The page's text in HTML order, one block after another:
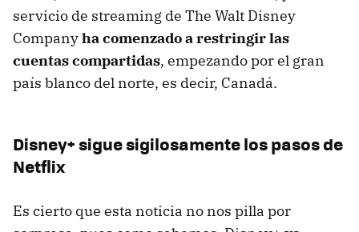
servicio de streaming de The Walt Disney
Companyha comenzado a restringir las
cuentas compartidas, empezando por el gran
país blanco del norte, es decir, Canadá.
Disney+ sigue sigilosamente los pasos de
Netflix
Es cierto que esta noticia no nos pilla por